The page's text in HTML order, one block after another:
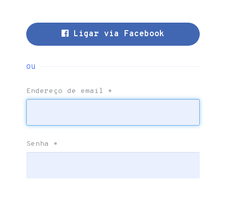
Ligar via Facebook
ou
Endereço de email *
Senha *